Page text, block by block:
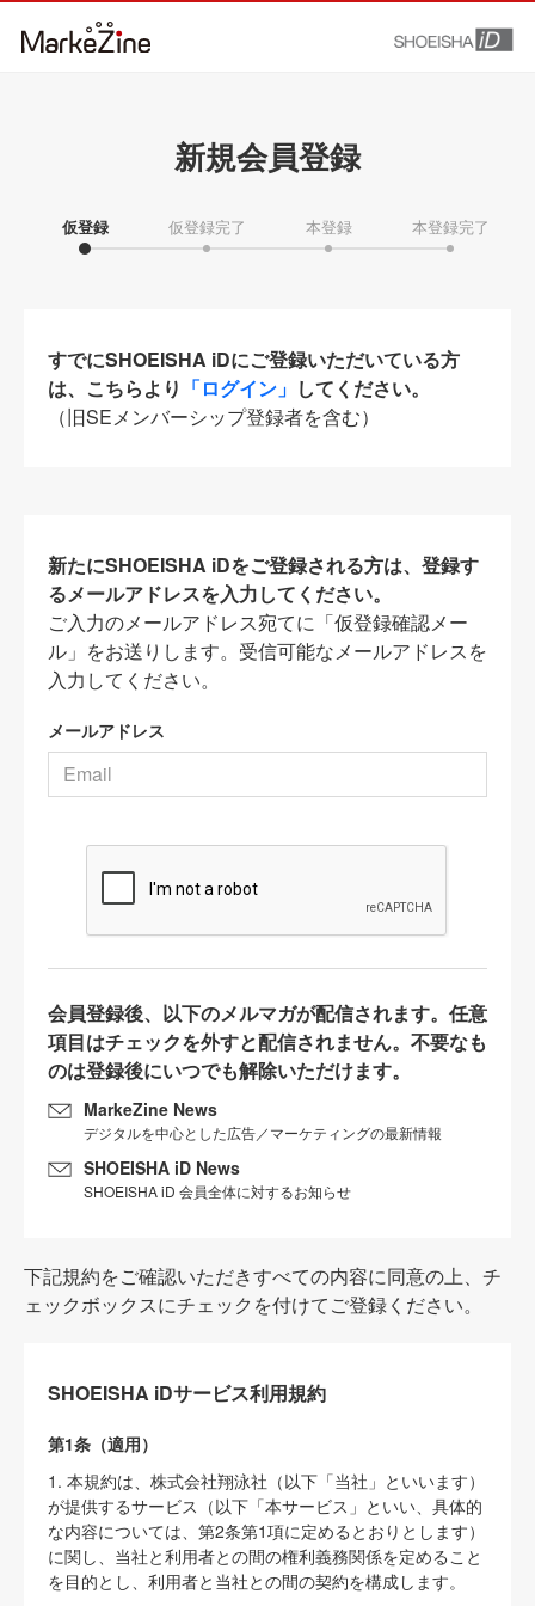
新規会員登録
仮登録 仮登録完了 本登録 本登録完了
すでにSHOEISHA iDにご登録いただいている方
は、こちらより 「ログイン」 してください。
（旧SEメンバーシップ登録者を含む）
新たにSHOEISHA iDをご登録される方は、登録す
るメールアドレスを入力してください。
ご入力のメールアドレス宛てに「仮登録確認メー
ル」をお送りします。受信可能なメールアドレスを
入力してください。
メールアドレス
会員登録後、以下のメルマガが配信されます。任意
項目はチェックを外すと配信されません。不要なも
のは登録後にいつでも解除いただけます。
MarkeZine News
デジタルを中心とした広告／マーケティングの最新情報
SHOEISHA iD News
SHOEISHA iD 会員全体に対するお知らせ
下記規約をご確認いただきすべての内容に同意の上、チ
ェックボックスにチェックを付けてご登録ください。
SHOEISHA iDサービス利用規約
第1条（適用）
1. 本規約は、株式会社翔泳社（以下「当社」といいます）
が提供するサービス（以下「本サービス」といい、具体的
な内容については、第2条第1項に定めるとおりとします）
に関し、当社と利用者との間の権利義務関係を定めること
を目的とし、利用者と当社との間の契約を構成します。